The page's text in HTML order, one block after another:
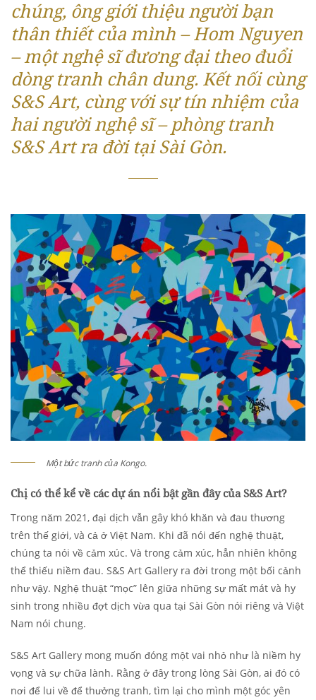
chúng, ông giới thiệu người bạn
thân thiết của mình – Hom Nguyen
– một nghệ sĩ đương đại theo đuổi
dòng tranh chân dung. Kết nối cùng
S&S Art, cùng với sự tín nhiệm của
hai người nghệ sĩ – phòng tranh
S&S Art ra đời tại Sài Gòn.
Một bức tranh của Kongo.
Chị có thể kể về các dự án nổi bật gần đây của S&S Art?
Trong năm 2021, đại dịch vẫn gây khó khăn và đau thương
trên thế giới, và cả ở Việt Nam. Khi đã nói đến nghệ thuật,
chúng ta nói về cảm xúc. Và trong cảm xúc, hẳn nhiên không
thể thiếu niềm đau. S&S Art Gallery ra đời trong một bối cảnh
như vậy. Nghệ thuật “mọc” lên giữa những sự mất mát và hy
sinh trong nhiều đợt dịch vừa qua tại Sài Gòn nói riêng và Việt
Nam nói chung.
S&S Art Gallery mong muốn đóng một vai nhỏ như là niềm hy
vọng và sự chữa lành. Rằng ở đây trong lòng Sài Gòn, ai đó có
nơi để lui về để thưởng tranh, tìm lại cho mình một góc yên